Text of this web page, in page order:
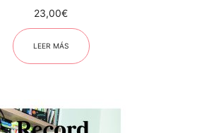
23,00€
LEER MÁS